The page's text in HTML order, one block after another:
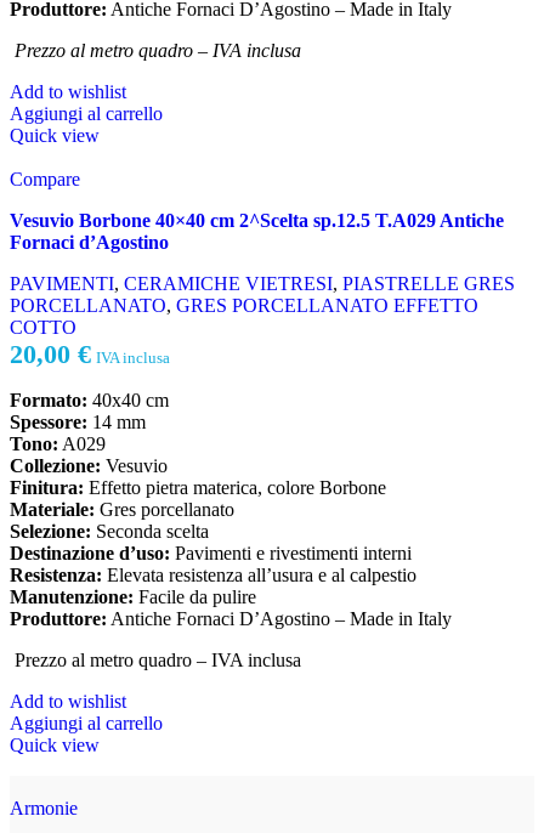
Produttore: Antiche Fornaci D’Agostino – Made in Italy
Prezzo al metro quadro – IVA inclusa
Add to wishlist
Aggiungi al carrello
Quick view
Compare
Vesuvio Borbone 40×40 cm 2^Scelta sp.12.5 T.A029 Antiche
Fornaci d’Agostino
PAVIMENTI, CERAMICHE VIETRESI, PIASTRELLE GRES
PORCELLANATO, GRES PORCELLANATO EFFETTO
COTTO
20,00 € IVA inclusa
Formato: 40x40 cm
Spessore: 14 mm
Tono: A029
Collezione: Vesuvio
Finitura: Effetto pietra materica, colore Borbone
Materiale: Gres porcellanato
Selezione: Seconda scelta
Destinazione d’uso: Pavimenti e rivestimenti interni
Resistenza: Elevata resistenza all’usura e al calpestio
Manutenzione: Facile da pulire
Produttore: Antiche Fornaci D’Agostino – Made in Italy
Prezzo al metro quadro – IVA inclusa
Add to wishlist
Aggiungi al carrello
Quick view
Armonie